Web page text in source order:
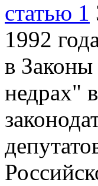
статью 1
1992
в
недрах"